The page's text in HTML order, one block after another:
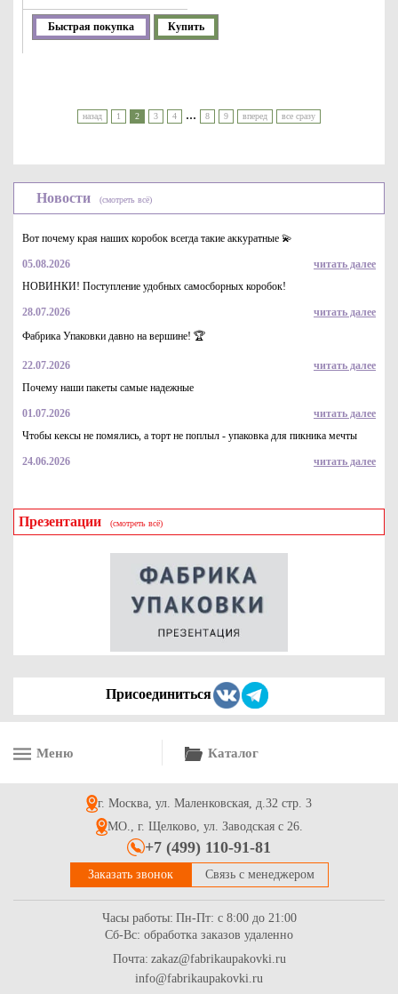
Быстрая покупка Купить
назад 1 2 3 4 ... 8 9 вперед все сразу
Новости (смотреть всё)
Вот почему края наших коробок всегда такие аккуратные 💫
05.08.2026
читать далее
НОВИНКИ! Поступление удобных самосборных коробок!
28.07.2026
читать далее
Фабрика Упаковки давно на вершине! 🏆
22.07.2026
читать далее
Почему наши пакеты самые надежные
01.07.2026
читать далее
Чтобы кексы не помялись, а торт не поплыл - упаковка для пикника мечты
24.06.2026 читать далее
Презентации (смотреть всё)
Присоединиться
Меню Каталог
г. Москва, ул. Маленковская, д.32 стр. 3
МО., г. Щелково, ул. Заводская с 26.
+7 (499) 110-91-81
Заказать звонок Связь с менеджером
Часы работы: Пн-Пт: с 8:00 до 21:00
Сб-Вс: обработка заказов удаленно
Почта: zakaz@fabrikaupakovki.ru
info@fabrikaupakovki.ru